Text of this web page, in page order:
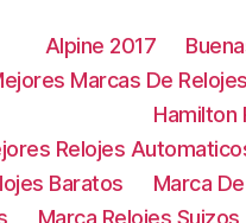
Alpine 2017
Marcas De Relojes
Hamilton
Relojes
Baratos
Marca
Marca Relojes Suizos